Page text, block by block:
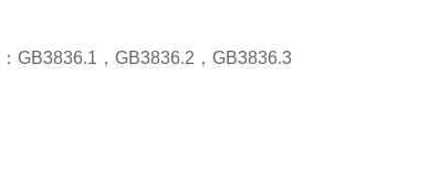
GB3836.1，GB3836.2，GB3836.3